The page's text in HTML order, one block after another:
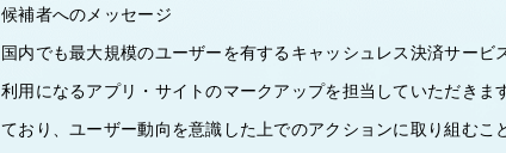
候補者へのメッセージ
国内でも最大規模のユーザーを有するキャッシュレス決済サー
利用になるアプリ・サイトのマークアップを担当していただき
ており、ユーザー動向を意識した上でのアクションに取り組む